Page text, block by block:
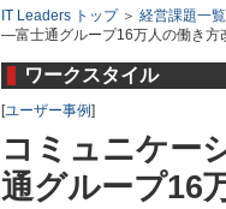
IT Leaders トップ＞ 経営課題一覧
―富士通グループ16万人の働き方
ワークスタイル
[ユーザー事例]
コミュニケー
通グループ16